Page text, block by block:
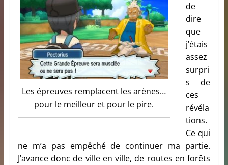
Les épreuves remplacent les arènes…
pour le meilleur et pour le pire.
de
dire
que
j’étais
assez
surpri
s de
ces
révéla
tions.
Ce qui
ne m’a pas empêché de continuer ma partie.
J’avance donc de ville en ville, de routes en forêts